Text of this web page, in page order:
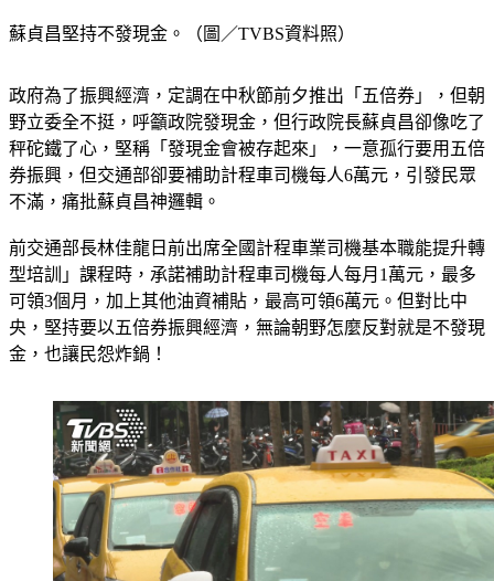
野立委全不挺，呼籲政院發現金，但行政院長蘇貞昌卻像吃了
秤砣鐵了心，堅稱「發現金會被存起來」，一意孤行要用五倍
券振興，但交通部卻要補助計程車司機每人6萬元，引發民眾
不滿，痛批蘇貞昌神邏輯。
型培訓」課程時，承諾補助計程車司機每人每月1萬元，最多
可領3個月，加上其他油資補貼，最高可領6萬元。但對比中
央，堅持要以五倍券振興經濟，無論朝野怎麼反對就是不發現
金，也讓民怨炸鍋！